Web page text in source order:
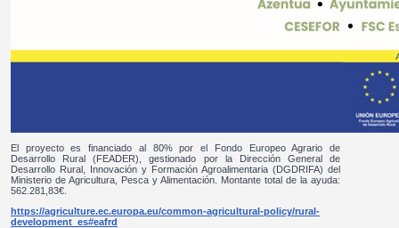
El proyecto es financiado al 80% por el Fondo Europeo Agrario de
Desarrollo Rural (FEADER), gestionado por la Dirección General de
Desarrollo Rural, Innovación y Formación Agroalimentaria (DGDRIFA) del
Ministerio de Agricultura, Pesca y Alimentación. Montante total de la ayuda:
562.281,83€.
https://agriculture.ec.europa.eu/common-agricultural-policy/rural-
development_es#eafrd